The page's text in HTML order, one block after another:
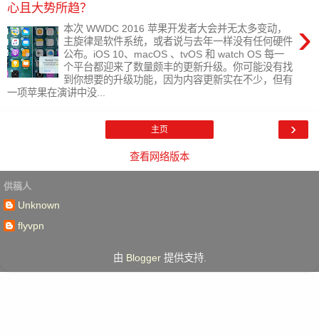
心且大势所趋？
›
本次 WWDC 2016 苹果开发者大会并无太多变动，
主旋律是软件系统，或者说与去年一样没有任何硬件
公布。iOS 10、macOS 、tvOS 和 watch OS 每一
个平台都迎来了数量颇丰的更新升级。你可能没有找
到你想要的升级功能，因为内容更新实在不少，但有
一项苹果在演讲中没...
›
主页
查看网络版本
供稿人
Unknown
flyvpn
由 Blogger提供支持.